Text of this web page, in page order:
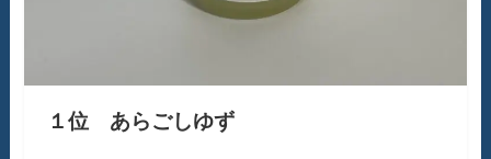
１位 あらごしゆず